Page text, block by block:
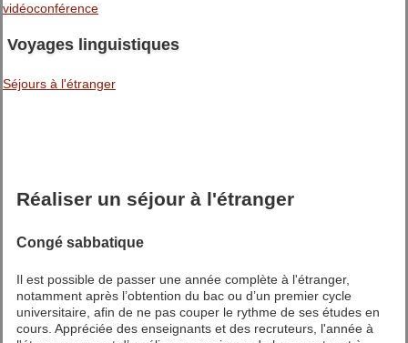
vidéoconférence
Voyages linguistiques
Séjours à l'étranger
Réaliser un séjour à l'étranger
Congé sabbatique
Il est possible de passer une année complète à l'étranger,
notamment après l’obtention du bac ou d’un premier cycle
universitaire, afin de ne pas couper le rythme de ses études en
cours. Appréciée des enseignants et des recruteurs, l'année à